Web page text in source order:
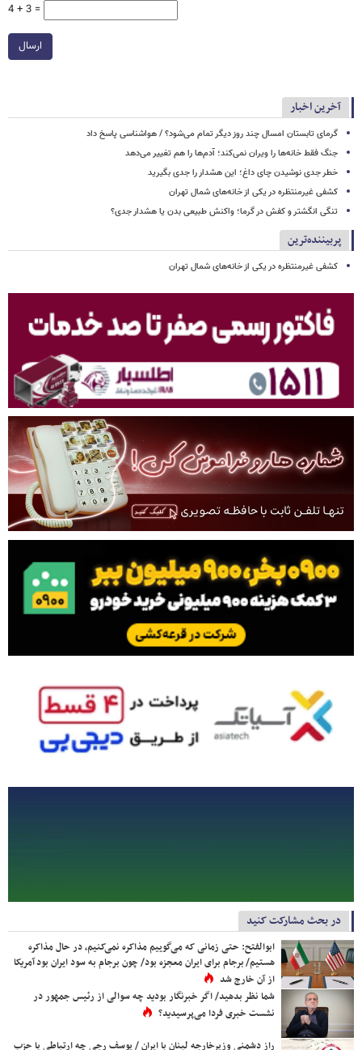
4 + 3 =
ارسال
آخرین اخبار
گرمای تابستان امسال چند روز دیگر تمام می‌شود؟ / هواشناسی پاسخ داد
جنگ فقط خانه‌ها را ویران نمی‌کند؛ آدم‌ها را هم تغییر می‌دهد
خطر جدی نوشیدن چای داغ؛ این هشدار را جدی بگیرید
کشفی غیرمنتظره در یکی از خانه‌های شمال تهران
تنگی انگشتر و کفش در گرما؛ واکنش طبیعی بدن یا هشدار جدی؟
پربیننده‌ترین
کشفی غیرمنتظره در یکی از خانه‌های شمال تهران
در بحث مشارکت کنید
ابوالفتح: حتی زمانی که می‌گوییم مذاکره نمی‌کنیم، در حال مذاکره
هستیم/ برجام برای ایران معجزه بود/ چون برجام به سود ایران بود آمریکا
از آن خارج شد
شما نظر بدهید/ اگر خبرنگار بودید چه سوالی از رئیس جمهور در
نشست خبری فردا می‌پرسیدید؟
راز دشمنی وزیرخارجه لبنان با ایران / یوسف رجی چه ارتباطی با حزب